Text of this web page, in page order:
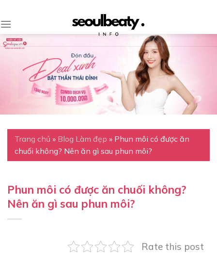
content
Trang chủ » Blog Làm đẹp » Phun môi có được ăn
chuối không? Nên ăn gì sau phun môi?
Phun môi có được ăn chuối không?
Nên ăn gì sau phun môi?
Rate this post